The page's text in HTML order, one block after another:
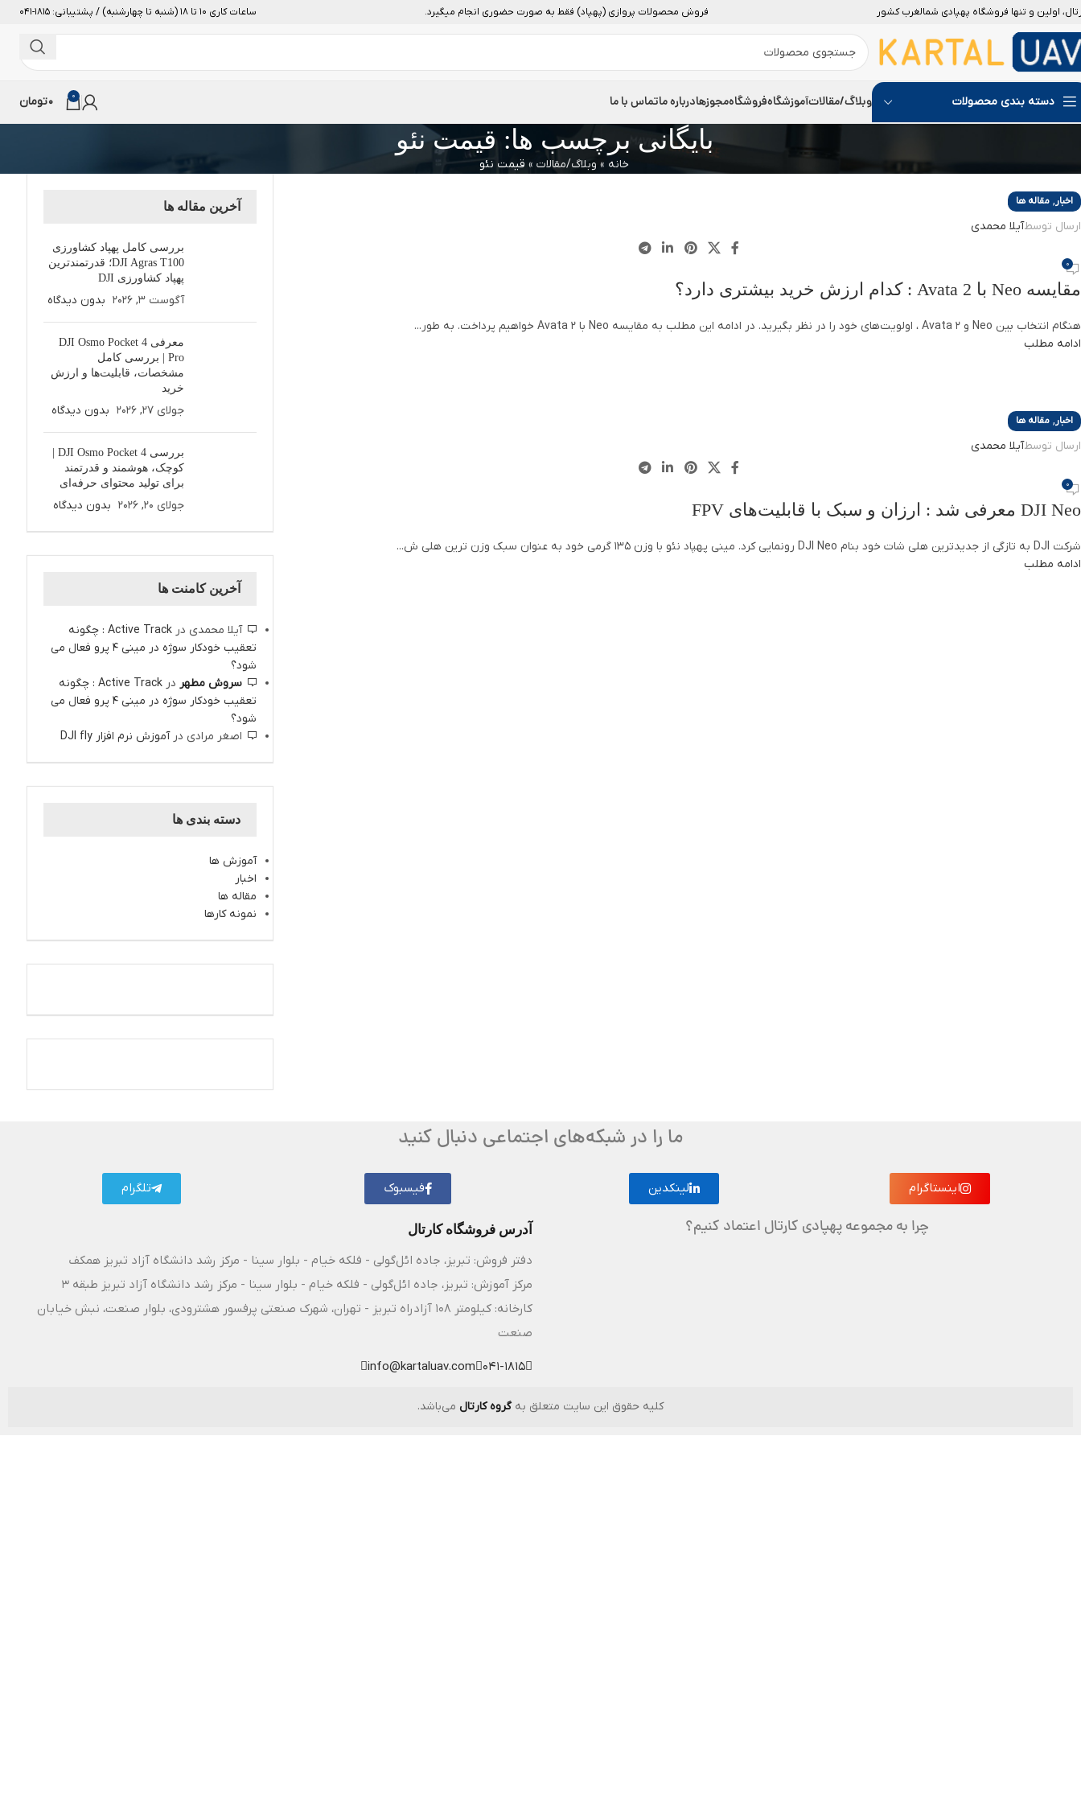
اولین و تنها فروشگاه پهپادی شمالغرب کشور فروش محصولات پروازی (پهپاد) فقط به صورت حضوری انجام میگیرد. ساعات کاری 10 تا 18 (شنبه تا چهارشنبه) / پشتیبانی: 1815-041
دسته بندی محصولات وبلاگ/مقالاتآموزشگاهفروشگاهمجوزهادرباره ماتماس با ما 0
0تومان
بایگانی برچسب ها: قیمت نئو
خانه » وبلاگ/مقالات » قیمت نئو
30
دسامبر
اخبار, مقاله ها
ارسال توسطآیلا محمدی
0
مقایسه Neo با Avata 2 : کدام ارزش خرید بیشتری دارد؟
هنگام انتخاب بین Neo و Avata 2 ، اولویت‌های خود را در نظر بگیرید. در ادامه این مطلب به مقایسه Neo با Avata 2 خواهیم پرداخت. به طور...
ادامه مطلب
07
سپتامبر
اخبار, مقاله ها
ارسال توسطآیلا محمدی
0
DJI Neo معرفی شد : ارزان و سبک با قابلیت‌های FPV
شرکت DJI به تازگی از جدیدترین هلی شات خود بنام DJI Neo رونمایی کرد. مینی پهپاد نئو با وزن 135 گرمی خود به عنوان سبک وزن ترین هلی ش...
ادامه مطلب
آخرین مقاله ها
بررسی کامل پهپاد کشاورزی
DJI Agras T100؛ قدرتمندترین
پهپاد کشاورزی DJI
آگوست 3, 2026 بدون دیدگاه
معرفی DJI Osmo Pocket 4
Pro | بررسی کامل
مشخصات، قابلیت‌ها و ارزش
خرید
جولای 27, 2026 بدون دیدگاه
بررسی DJI Osmo Pocket 4 |
کوچک، هوشمند و قدرتمند
برای تولید محتوای حرفه‌ای
جولای 20, 2026 بدون دیدگاه
آخرین کامنت ها
آیلا محمدی در
Active Track : چگونه
تعقیب خودکار سوژه در مینی 4 پرو فعال می
شود؟
سروش مطهردر
Active Track : چگونه
تعقیب خودکار سوژه در مینی 4 پرو فعال می
شود؟
اصغر مرادی درآموزش نرم افزار DJI fly
دسته بندی ها
آموزش ها
اخبار
مقاله ها
نمونه کارها
اینستاگرام کارتال
ما را در شبکه‌های اجتماعی دنبال کنید
اینستاگرام لینکدین فیسبوک تلگرام
چرا به مجموعه پهپادی کارتال اعتماد کنیم؟ آدرس فروشگاه کارتال
دفتر فروش: تبریز، جاده ائل‌گولی - فلکه خیام - بلوار سینا - مرکز رشد دانشگاه آزاد تبریز همکف
مرکز آموزش: تبریز، جاده ائل‌گولی - فلکه خیام - بلوار سینا - مرکز رشد دانشگاه آزاد تبریز طبقه 3
کارخانه: کیلومتر ۱۰۸ آزادراه تبریز - تهران، شهرک صنعتی پرفسور هشترودی، بلوار صنعت، نبش خیابان
صنعت
041-1815
info@kartaluav.com
کلیه حقوق این سایت متعلق بهگروه کارتال می‌باشد.